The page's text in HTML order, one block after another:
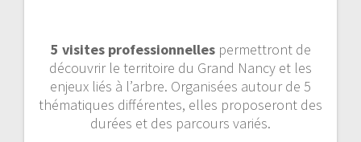
5 visites professionnellespermettront de
découvrir le territoire du Grand Nancy et les
enjeux liés à l’arbre. Organisées autour de 5
thématiques différentes, elles proposeront des
durées et des parcours variés.